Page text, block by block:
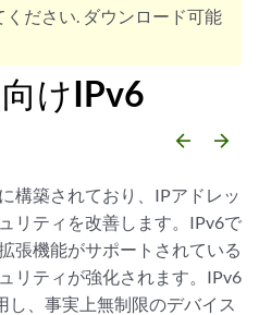
ださい. ダウンロード可能
けIPv6
arrow_backward arrow_forward
構築されており、IPアドレッ
リティを改善します。IPv6で
張機能がサポートされている
リティが強化されます。IPv6
し、事実上無制限のデバイス